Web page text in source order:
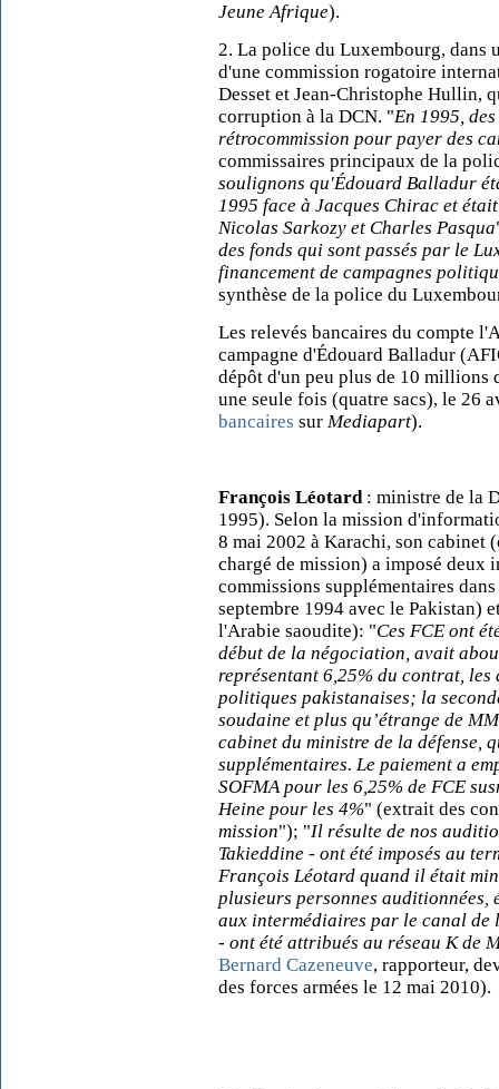
Jeune Afrique).
2. La police du Luxembourg, dans
d'une commission rogatoire
Desset et Jean-Christophe Hullin,
corruption à la DCN. "En 1995,
rétrocommission pour payer des
commissaires principaux de la
soulignons qu'Édouard Balladur
1995 face à Jacques Chirac et
Nicolas Sarkozy et Charles Pasqua
des fonds qui sont passés par le
financement de campagnes
synthèse de la police du
Les relevés bancaires du compte
campagne d'Édouard Balladur
dépôt d'un peu plus de 10 millions
une seule fois (quatre sacs), le 26
bancaires sur Mediapart).
François Léotard: ministre de la
1995). Selon la mission
8 mai 2002 à Karachi, son cabinet
chargé de mission) a imposé deux
commissions supplémentaires
septembre 1994 avec le Pakistan)
l'Arabie saoudite): "Ces FCE ont
début de la négociation, avait
représentant 6,25% du contrat,
politiques pakistanaises; la
soudaine et plus qu’étrange de
cabinet du ministre de la défense,
supplémentaires. Le paiement a
SOFMA pour les 6,25% de FCE
Heine pour les 4%" (extrait des
mission"); "Il résulte de nos
Takieddine - ont été imposés au
François Léotard quand il était
plusieurs personnes auditionnées,
aux intermédiaires par le canal de
- ont été attribués au réseau K de
Bernard Cazeneuve, rapporteur,
des forces armées le 12 mai 2010).